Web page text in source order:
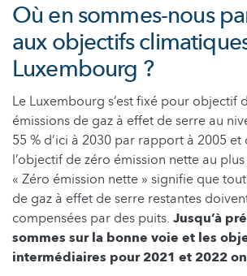
Où en sommes-nous
aux objectifs
Luxembourg ?
Le Luxembourg s’est fixé pour objectif
émissions de gaz à effet de serre au
55 % d’ici à 2030 par rapport à 2005 et
l’objectif de zéro émission nette au
« Zéro émission nette » signifie que
de gaz à effet de serre restantes
compensées par des puits. Jusqu’à
sommes sur la bonne voie et les
intermédiaires pour 2021 et 2022